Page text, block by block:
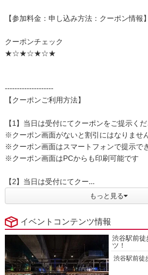
【参加料金：申し込み方法：クーポン情報】
クーポンチェック
★☆★☆★☆★
--------------------
【クーポンご利用方法】
【1】当日は受付にてクーポンをご提示く
※クーポン画面がないと割引にはなりませ
※クーポン画面はスマートフォンで提示で
※クーポン画面はPCからも印刷可能です
【2】当日は受付にてクー...
もっと見る
イベントコンテンツ情報
渋谷駅前徒
ツ！
渋谷駅前徒